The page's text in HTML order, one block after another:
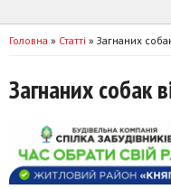
Головна » Статті » Загнаних
Загнаних собак